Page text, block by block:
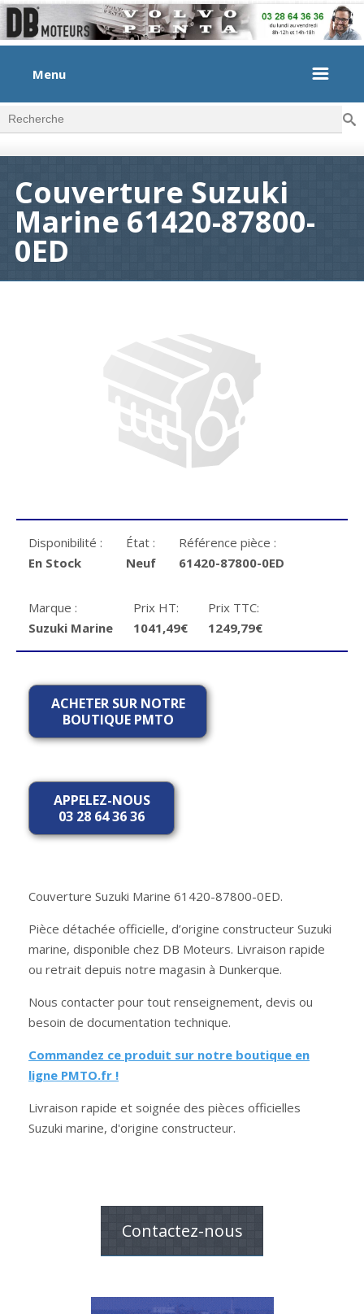
Menu
Formulaire de recherche
Couverture Suzuki
Marine 61420-87800-
0ED
Disponibilité :
En Stock
État :
Neuf
Référence pièce :
61420-87800-0ED
Marque :
Suzuki Marine
Prix HT:
1041,49€
Prix TTC:
1249,79€
ACHETER SUR NOTRE
BOUTIQUE PMTO
APPELEZ-NOUS
03 28 64 36 36
Couverture Suzuki Marine 61420-87800-0ED.
Pièce détachée officielle, d’origine constructeur Suzuki
marine, disponible chez DB Moteurs. Livraison rapide
ou retrait depuis notre magasin à Dunkerque.
Nous contacter pour tout renseignement, devis ou
besoin de documentation technique.
Commandez ce produit sur notre boutique en
ligne PMTO.fr !
Livraison rapide et soignée des pièces officielles
Suzuki marine, d'origine constructeur.
Contactez-nous